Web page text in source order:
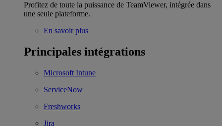
Profitez de toute la puissance de TeamViewer, intégrée dans
une seule plateforme.
En savoir plus
Principales intégrations
Microsoft Intune
ServiceNow
Freshworks
Jira